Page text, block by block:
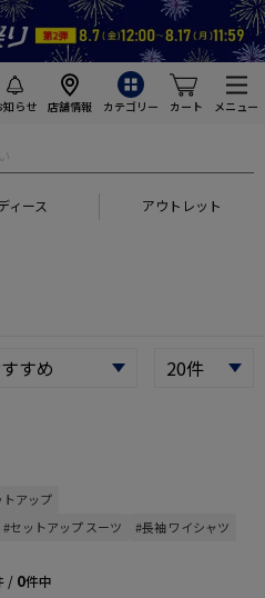
知らせ 店舗情報 カテゴリー カート メニュー
ィース アウトレット
スーツ
トアップ
#セットアップ スーツ
#長袖 ワイシャツ
/ 0件中